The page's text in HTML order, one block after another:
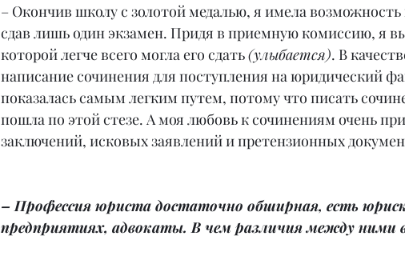
– Окончив школу с золотой медалью, я имела возможность
сдав лишь один экзамен. Придя в приемную комиссию, я
которой легче всего могла его сдать (улыбается). В
написание сочинения для поступления на юридический
показалась самым легким путем, потому что писать
пошла по этой стезе. А моя любовь к сочинениям очень
заключений, исковых заявлений и претензионных
– Профессия юриста достаточно обширная, есть
предприятиях, адвокаты. В чем различия между ними